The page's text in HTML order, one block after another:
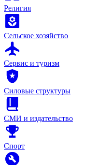
Религия
Сельское хозяйство
Сервис и туризм
Силовые структуры
СМИ и издательство
Спорт